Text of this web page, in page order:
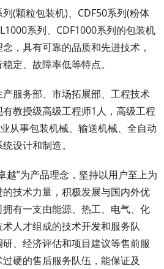
(颗粒包装机)、CDF50系列(粉体
系列、CDF1000系列的包装机
，具有可靠的品质和先进技术，
定、故障率低等特点。
服务部、市场拓展部、工程技术
教授级高级工程师1人，高级工程
从事包装机械、输送机械、全自动
设计和制造。
越”为产品理念，坚持以用户至上为
技术力量，积极发展与国内外优
有一支由能源、热工、电气、化
人才组成的技术开发和服务队
、经济评估和项目建议等售前服
硬的售后服务队伍，能保证及